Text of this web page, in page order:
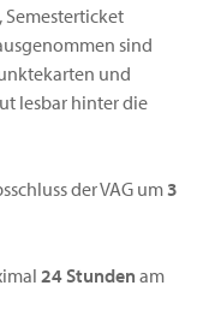
sind
und
lesbar hinter die
der VAG um3
24 Stunden am